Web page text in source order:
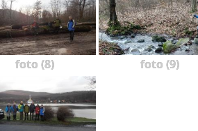
foto (8) foto (9)